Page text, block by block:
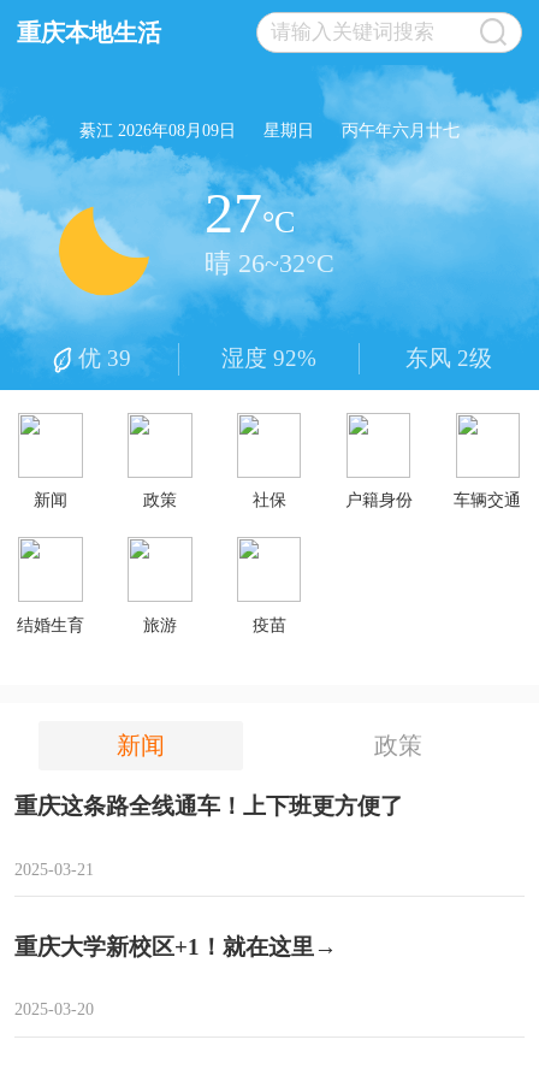
重庆本地生活
綦江 2026年08月09日 星期日 丙午年六月廿七
27°C
晴 26~32°C
优 39 湿度 92% 东风 2级
新闻 政策 社保 户籍身份 车辆交通
结婚生育 旅游 疫苗
新闻 政策
重庆这条路全线通车！上下班更方便了
2025-03-21
重庆大学新校区+1！就在这里→
2025-03-20